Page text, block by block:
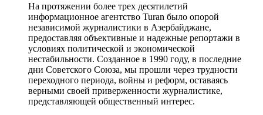
На протяжении более трех десятилетий
информационное агентство Turan было опорой
независимой журналистики в Азербайджане,
предоставляя объективные и надежные репортажи в
условиях политической и экономической
нестабильности. Созданное в 1990 году, в последние
дни Советского Союза, мы прошли через трудности
переходного периода, войны и реформ, оставаясь
верными своей приверженности журналистике,
представляющей общественный интерес.